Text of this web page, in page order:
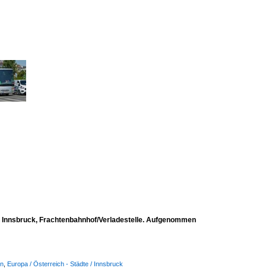
Frachtenbahnhof/Verladestelle. Aufgenommen
Europa / Österreich - Städte / Innsbruck